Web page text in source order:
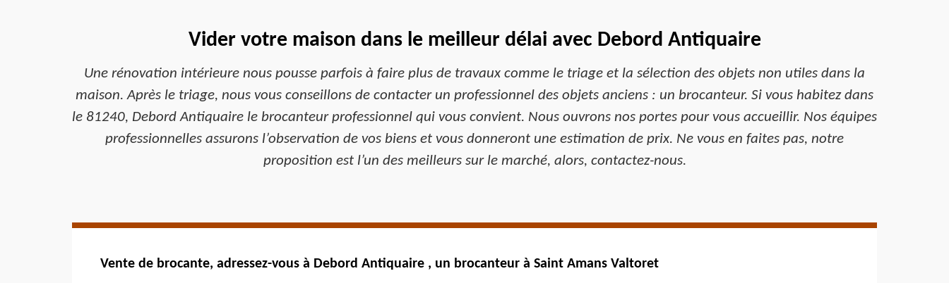
Vider votre maison dans le meilleur délai avec Debord Antiquaire
Une rénovation intérieure nous pousse parfois à faire plus de travaux comme le triage et la sélection des objets non utiles dans la
maison. Après le triage, nous vous conseillons de contacter un professionnel des objets anciens : un brocanteur. Si vous habitez dans
le 81240, Debord Antiquaire le brocanteur professionnel qui vous convient. Nous ouvrons nos portes pour vous accueillir. Nos équipes
professionnelles assurons l’observation de vos biens et vous donneront une estimation de prix. Ne vous en faites pas, notre
proposition est l’un des meilleurs sur le marché, alors, contactez-nous.
Vente de brocante, adressez-vous à Debord Antiquaire , un brocanteur à Saint Amans Valtoret